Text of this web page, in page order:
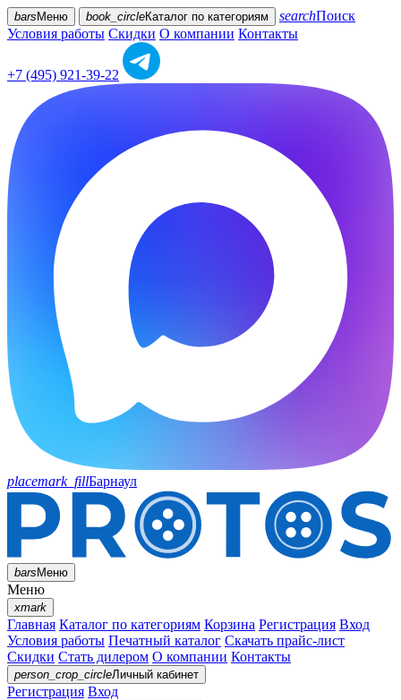
bars Меню book_circleКаталог по категориям searchПоиск
Условия работы Скидки О компании Контакты
+7 (495) 921-39-22
placemark_fillБарнаул
barsМеню
Меню
xmark
Главная Каталог по категориям Корзина Регистрация Вход
Условия работы Печатный каталог Скачать прайс-лист
Скидки Стать дилером О компании Контакты
person_crop_circleЛичный кабинет
Регистрация Вход